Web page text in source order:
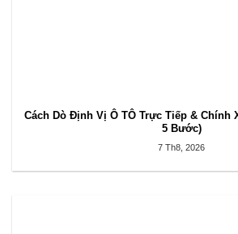
Cách Dò Định Vị Ô TÔ Trực Tiếp & Chính
5 Bước)
7 Th8, 2026